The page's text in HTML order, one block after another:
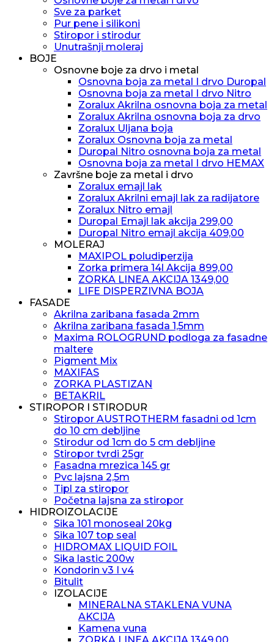
Sve za parket
Pur pene i silikoni
Stiropor i stirodur
Unutrašnji moleraj
BOJE
Osnovne boje za drvo i metal
Osnovna boja za metal I drvo Duropal
Osnovna boja za metal I drvo Nitro
Zoralux Akrilna osnovna boja za metal
Zoralux Akrilna osnovna boja za drvo
Zoralux Uljana boja
Zoralux Osnovna boja za metal
Duropal Nitro osnovna boja za metal
Osnovna boja za metal I drvo HEMAX
Završne boje za metal i drvo
Zoralux emajl lak
Zoralux Akrilni emajl lak za radijatore
Zoralux Nitro emajl
Duropal Emajl lak akcija 299,00
Duropal Nitro emajl akcija 409,00
MOLERAJ
MAXIPOL poludiperzija
Zorka primera 14l Akcija 899,00
ZORKA LINEA AKCIJA 1349,00
LIFE DISPERZIVNA BOJA
FASADE
Akrilna zaribana fasada 2mm
Akrilna zaribana fasada 1,5mm
Maxima ROLOGRUND podloga za fasadne
maltere
Pigment Mix
MAXIFAS
ZORKA PLASTIZAN
BETAKRIL
STIROPOR I STIRODUR
Stiropor AUSTROTHERM fasadni od 1cm
do 10 cm debljine
Stirodur od 1cm do 5 cm debljine
Stiropor tvrdi 25gr
Fasadna mrezica 145 gr
Pvc lajsna 2,5m
Tipl za stiropor
Početna lajsna za stiropor
HIDROIZOLACIJE
Sika 101 monoseal 20kg
Sika 107 top seal
HIDROMAX LIQUID FOIL
Sika lastic 200w
Kondorin v3 I v4
Bitulit
IZOLACIJE
MINERALNA STAKLENA VUNA
AKCIJA
Kamena vuna